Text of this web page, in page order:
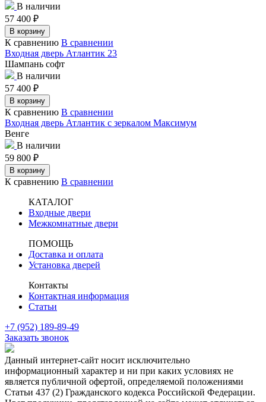
В наличии
57 400 ₽
В корзину
К сравнению В сравнении
Входная дверь Атлантик 23
Шампань софт
В наличии
57 400 ₽
В корзину
К сравнению В сравнении
Входная дверь Атлантик с зеркалом Максимум
Венге
В наличии
59 800 ₽
В корзину
К сравнению В сравнении
КАТАЛОГ
Входные двери
Межкомнатные двери
ПОМОЩЬ
Доставка и оплата
Установка дверей
Контакты
Контактная информация
Статьи
+7 (952) 189-89-49
Заказать звонок
Данный интернет-сайт носит исключительно
информационный характер и ни при каких условиях не
является публичной офертой, определяемой положениями
Статьи 437 (2) Гражданского кодекса Российской Федерации.